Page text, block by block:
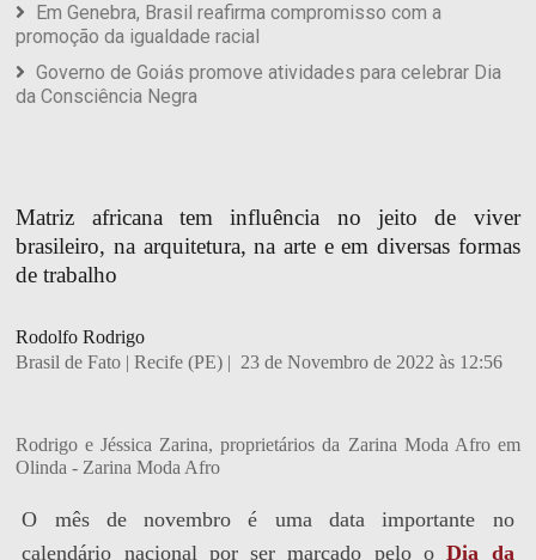
Em Genebra, Brasil reafirma compromisso com a
promoção da igualdade racial
Governo de Goiás promove atividades para celebrar Dia
da Consciência Negra
Matriz africana tem influência no jeito de viver
brasileiro, na arquitetura, na arte e em diversas formas
de trabalho
Rodolfo Rodrigo
Brasil de Fato | Recife (PE) | 23 de Novembro de 2022 às 12:56
Rodrigo e Jéssica Zarina, proprietários da Zarina Moda Afro em
Olinda - Zarina Moda Afro
O mês de novembro é uma data importante no
calendário nacional por ser marcado pelo oDia da